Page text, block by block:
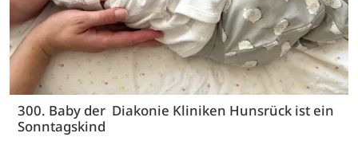
300. Baby der Diakonie Kliniken Hunsrück ist ein
Sonntagskind